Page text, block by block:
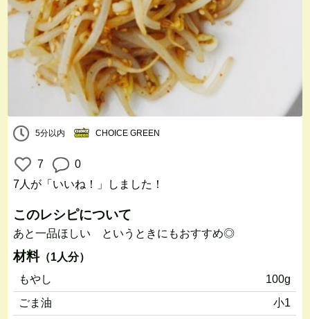
5分以内 CHOICE GREEN
7
0
7人 が「いいね！」しました！
このレシピについて
あと一品ほしい というときにもおすすめ◎
材料（1人分）
もやし
100g
ごま油
小1